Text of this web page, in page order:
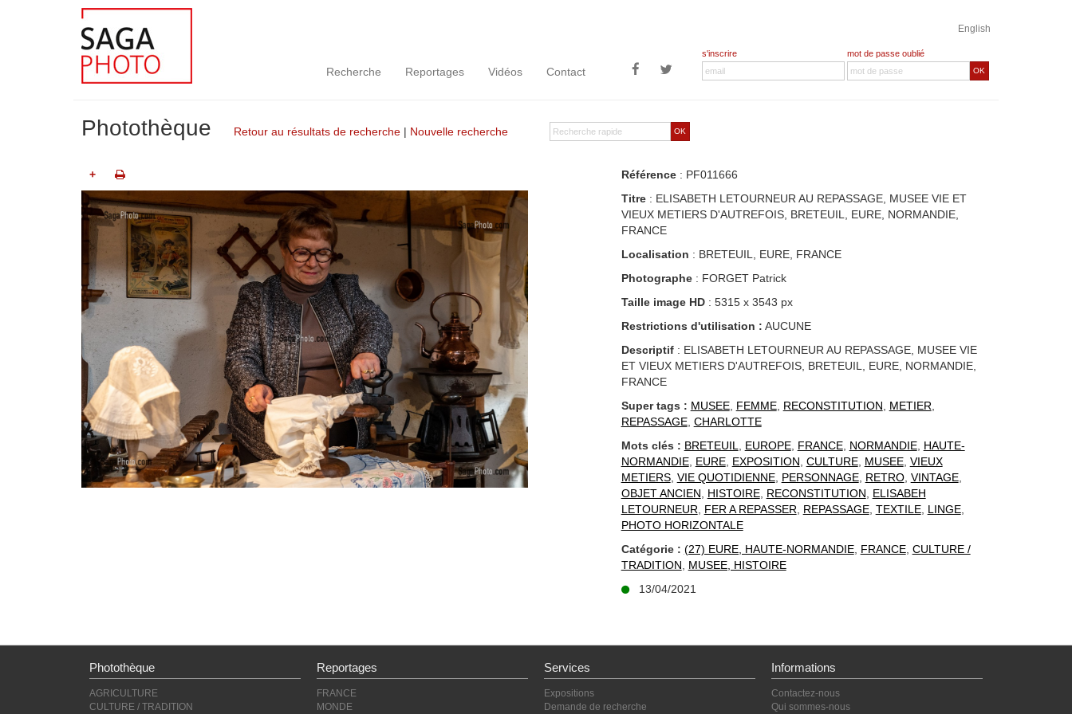
English
Recherche Reportages Vidéos Contact
s'inscrire mot de passe oublié
OK
OK
Photothèque Retour au résultats de recherche | Nouvelle recherche
+ Référence: PF011666
Titre: ELISABETH LETOURNEUR AU REPASSAGE, MUSEE VIE ET
VIEUX METIERS D'AUTREFOIS, BRETEUIL, EURE, NORMANDIE,
FRANCE
Localisation : BRETEUIL, EURE, FRANCE
Photographe: FORGET Patrick
Taille image HD: 5315 x 3543 px
Restrictions d'utilisation : AUCUNE
Descriptif: ELISABETH LETOURNEUR AU REPASSAGE, MUSEE VIE
ET VIEUX METIERS D'AUTREFOIS, BRETEUIL, EURE, NORMANDIE,
FRANCE
Super tags : MUSEE, FEMME, RECONSTITUTION METIER
REPASSAGE, CHARLOTTE
Mots clés : BRETEUIL EUROPE, FRANCE, NORMANDIE, HAUTE-
NORMANDIE, EURE, EXPOSITION CULTURE, MUSEE, VIEUX
METIERS, VIE QUOTIDIENNE, PERSONNAGE, RETRO, VINTAGE,
OBJET ANCIEN
HISTOIRE, RECONSTITUTION
ELISABEH
LETOURNEUR
FER A REPASSER REPASSAGE, TEXTILE, LINGE,
PHOTO HORIZONTALE
Catégorie : (27) EURE, HAUTE-NORMANDIE, FRANCE, CULTURE /
TRADITION
MUSEE, HISTOIRE
13/04/2021
Photothèque
AGRICULTURE
CULTURE / TRADITION
Reportages
FRANCE
MONDE
Services
Expositions
Demande de recherche
Informations
Contactez-nous
Qui sommes-nous